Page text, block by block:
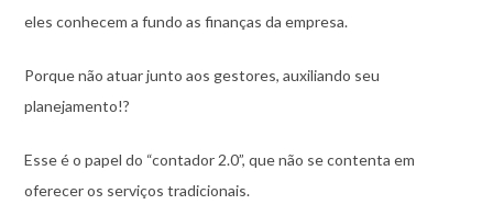
eles conhecem a fundo as finanças da empresa.
Porque não atuar junto aos gestores, auxiliando seu
planejamento!?
Esse é o papel do “contador 2.0”, que não se contenta em
oferecer os serviços tradicionais.